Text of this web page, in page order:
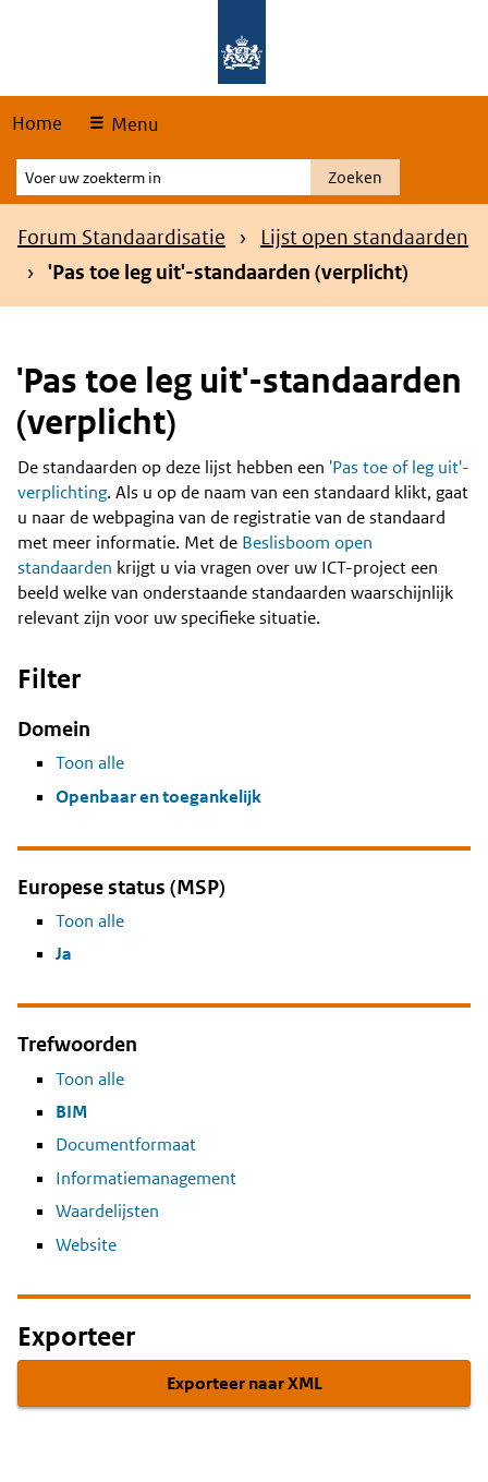
Home Menu
Voer
uw
zoekterm
Zoeken
Kruimelpad
Forum Standaardisatie
Lijst open standaarden
'Pas toe leg uit'-standaarden (verplicht)
'Pas toe leg uit'-standaarden
(verplicht)
Content
De standaarden op deze lijst hebben een 'Pas toe of leg uit'-
verplichting. Als u op de naam van een standaard klikt, gaat
u naar de webpagina van de registratie van de standaard
met meer informatie. Met de Beslisboom open
standaarden krijgt u via vragen over uw ICT-project een
beeld welke van onderstaande standaarden waarschijnlijk
relevant zijn voor uw specifieke situatie.
Filter
Domein
Toon alle
Openbaar en toegankelijk
Europese status (MSP)
Toon alle
Ja
Trefwoorden
Toon alle
BIM
Documentformaat
Informatiemanagement
Waardelijsten
Website
Exporteer
Exporteer naar XML